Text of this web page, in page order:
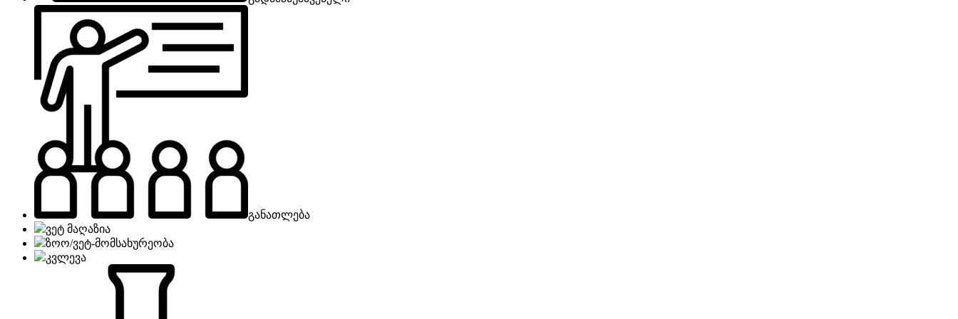
განათლება
ვეტ მაღაზია
ზოო/ვეტ-მომსახურეობა
კვლევა